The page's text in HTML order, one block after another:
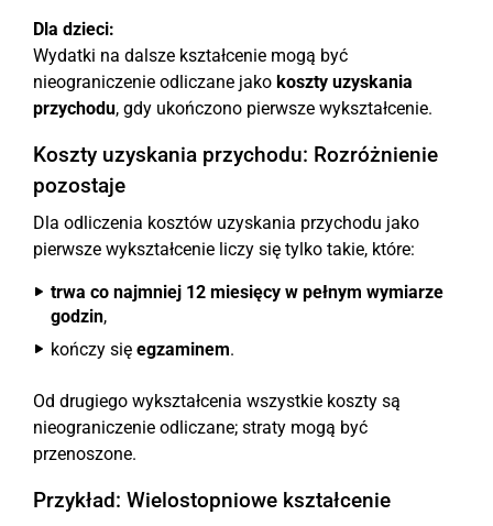
Dla dzieci:
Wydatki na dalsze kształcenie mogą być
nieograniczenie odliczane jako koszty uzyskania
przychodu, gdy ukończono pierwsze wykształcenie.
Koszty uzyskania przychodu: Rozróżnienie
pozostaje
Dla odliczenia kosztów uzyskania przychodu jako
pierwsze wykształcenie liczy się tylko takie, które:
trwa co najmniej 12 miesięcy w pełnym wymiarze
godzin,
kończy się egzaminem.
Od drugiego wykształcenia wszystkie koszty są
nieograniczenie odliczane; straty mogą być
przenoszone.
Przykład: Wielostopniowe kształcenie